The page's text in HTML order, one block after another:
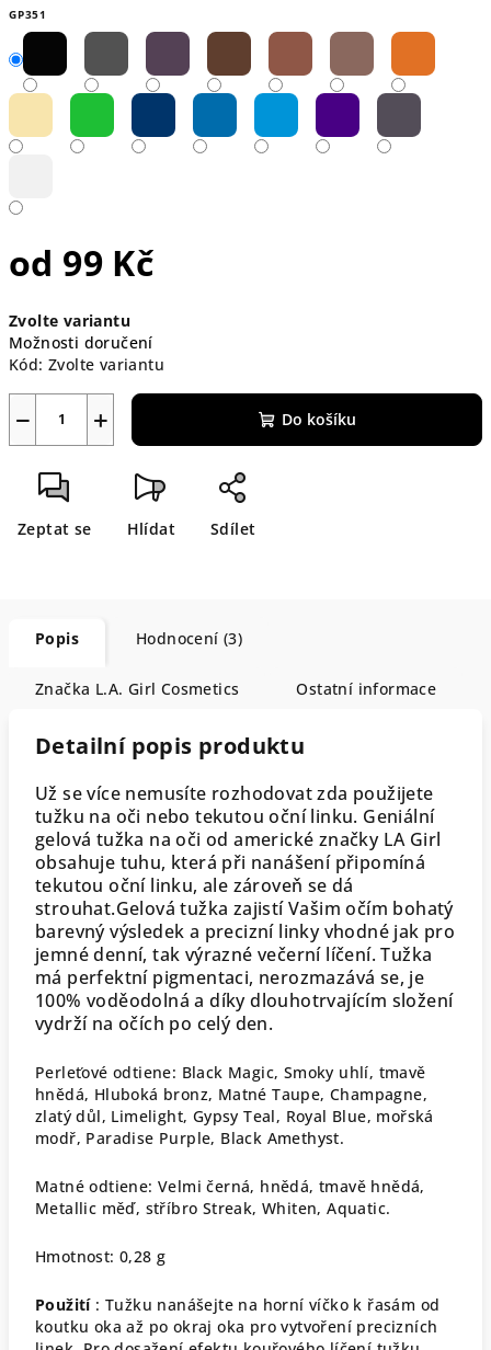
GP351
od 99 Kč
cena:
Zvolte variantu
Možnosti doručení
Kód: Zvolte variantu
+
− Do košíku
Zeptat se Hlídat Sdílet
Popis Hodnocení (3)
Značka L.A. Girl Cosmetics Ostatní informace
Detailní popis produktu
Už se více nemusíte rozhodovat zda použijete
tužku na oči nebo tekutou oční linku. Geniální
gelová tužka na oči od americké značky LA Girl
obsahuje tuhu, která při nanášení připomíná
tekutou oční linku, ale zároveň se dá
strouhat.Gelová tužka zajistí Vašim očím bohatý
barevný výsledek a precizní linky vhodné jak pro
jemné denní, tak výrazné večerní líčení. Tužka
má perfektní pigmentaci, nerozmazává se, je
100% voděodolná a díky dlouhotrvajícím složení
vydrží na očích po celý den.
Perleťové odtiene: Black Magic, Smoky uhlí, tmavě
hnědá, Hluboká bronz, Matné Taupe, Champagne,
zlatý důl, Limelight, Gypsy Teal, Royal Blue, mořská
modř, Paradise Purple, Black Amethyst.
Matné odtiene: Velmi černá, hnědá, tmavě hnědá,
Metallic měď, stříbro Streak, Whiten, Aquatic.
Hmotnost: 0,28 g
Použití : Tužku nanášejte na horní víčko k řasám od
koutku oka až po okraj oka pro vytvoření precizních